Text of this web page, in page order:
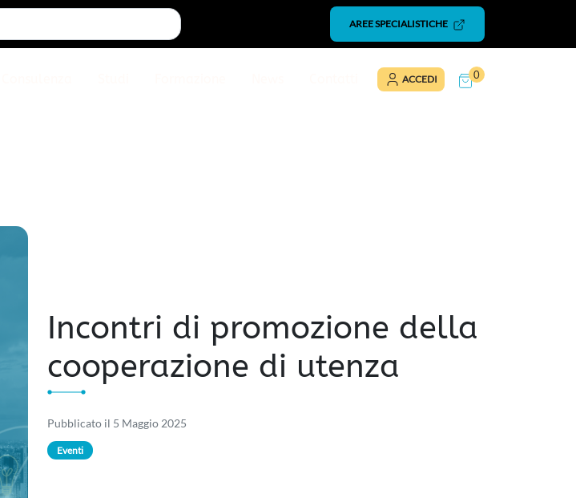
AREE SPECIALISTICHE
ACCEDI 0
Incontri di promozione della
cooperazione di utenza
Pubblicato il 5 Maggio 2025
Eventi